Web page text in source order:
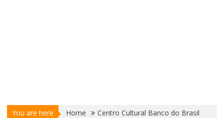
You are here Home Centro Cultural Banco do Brasil